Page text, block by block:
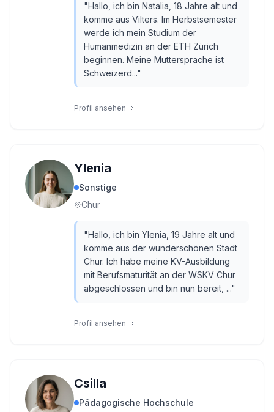
"Hallo, ich bin Natalia, 18 Jahre alt und
komme aus Vilters. Im Herbstsemester
werde ich mein Studium der
Humanmedizin an der ETH Zürich
beginnen. Meine Muttersprache ist
Schweizerd..."
Profil ansehen
Ylenia
Sonstige
Chur
"Hallo, ich bin Ylenia, 19 Jahre alt und
komme aus der wunderschönen Stadt
Chur. Ich habe meine KV-Ausbildung
mit Berufsmaturität an der WSKV Chur
abgeschlossen und bin nun bereit, ..."
Profil ansehen
Csilla
Pädagogische Hochschule